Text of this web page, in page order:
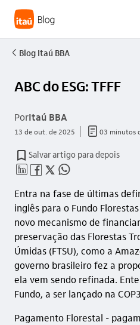
seta_esquerda Blog Itaú BBA
ABC do ESG: TFFF
PorItaú BBA
13 de out. de 2025 documento_outline 03 minutos
Salvar artigo para depois
linkedin_base facebook_outline twitter_outline whatsapp_outline
Entra na fase de últimas
inglês para o Fundo
novo mecanismo de
preservação das Florestas
Úmidas (FTSU), como a
governo brasileiro fez a
ela vem sendo refinada.
Fundo, a ser lançado na
Pagamento Florestal -